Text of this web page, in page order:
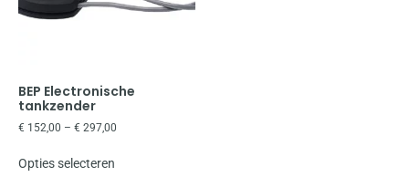
BEP Electronische
tankzender
€ 152,00 – € 297,00
Opties selecteren